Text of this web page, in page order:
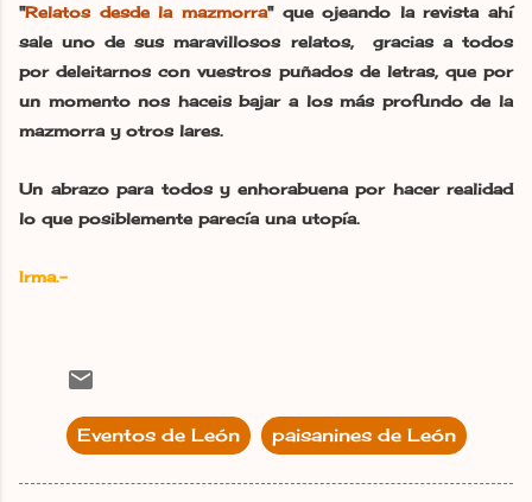
"Relatos desde la mazmorra" que ojeando la revista ahí
sale uno de sus maravillosos relatos, gracias a todos
por deleitarnos con vuestros puñados de letras, que por
un momento nos haceis bajar a los más profundo de la
mazmorra y otros lares.
Un abrazo para todos y enhorabuena por hacer realidad
lo que posiblemente parecía una utopía.
Irma.-
Eventos de León paisanines de León